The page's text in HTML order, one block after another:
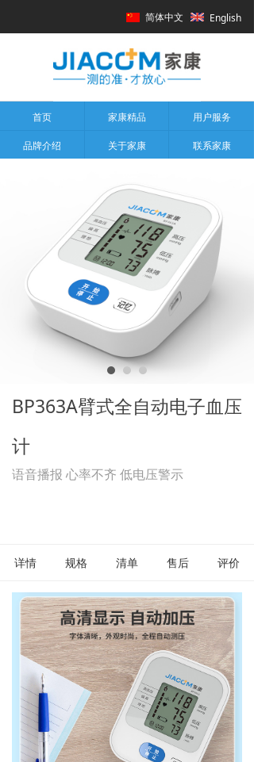
首页 家康精品 用户服务
品牌介绍 关于家康 联系家康
简体中文 English
BP363A臂式全自动电子血压
计
语音播报 心率不齐 低电压警示
详情 规格 清单 售后 评价